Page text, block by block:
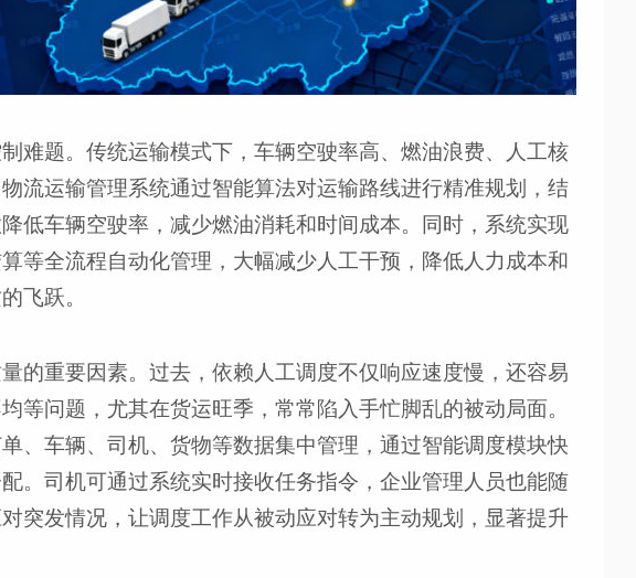
难题。传统运输模式下，车辆空驶率高、燃油浪费、人工核
流运输管理系统通过智能算法对运输路线进行精准规划，结
低车辆空驶率，减少燃油消耗和时间成本。同时，系统实现
等全流程自动化管理，大幅减少人工干预，降低人力成本和
飞跃。
的重要因素。过去，依赖人工调度不仅响应速度慢，还容易
等问题，尤其在货运旺季，常常陷入手忙脚乱的被动局面。
、车辆、司机、货物等数据集中管理，通过智能调度模块快
。司机可通过系统实时接收任务指令，企业管理人员也能随
突发情况，让调度工作从被动应对转为主动规划，显著提升